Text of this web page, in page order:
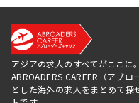
アジアの求人のすべてがここに。
ABROADERS CAREER（アブ
とした海外の求人をまとめて